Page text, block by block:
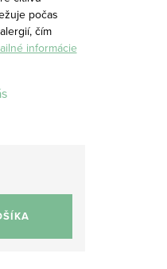
počas
čím
informácie